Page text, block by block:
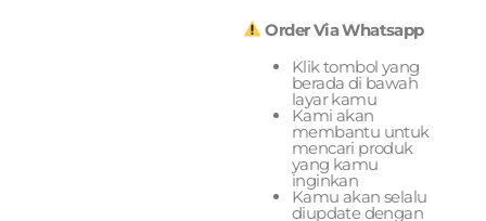
Order Via Whatsapp
Klik tombol yang
berada di bawah
layar kamu
Kami akan
membantu untuk
mencari produk
yang kamu
inginkan
Kamu akan selalu
diupdate dengan